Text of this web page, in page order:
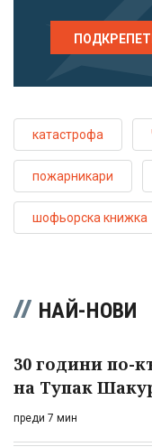
катастрофа
пожарникари
шофьорска книжка
НАЙ-НОВИ
30 години по-
на Тупак
преди 7 мин